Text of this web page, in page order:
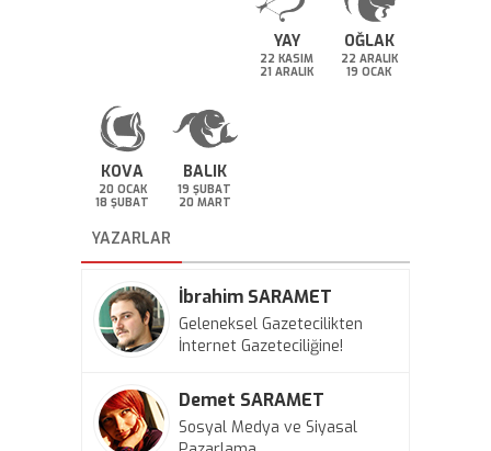
YAY
22 KASIM
21 ARALIK
OĞLAK
22 ARALIK
19 OCAK
KOVA
20 OCAK
18 ŞUBAT
BALIK
19 ŞUBAT
20 MART
YAZARLAR
İbrahim SARAMET
Geleneksel Gazetecilikten
İnternet Gazeteciliğine!
Demet SARAMET
Sosyal Medya ve Siyasal